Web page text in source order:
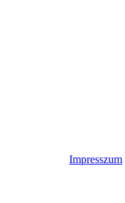
Impresszum